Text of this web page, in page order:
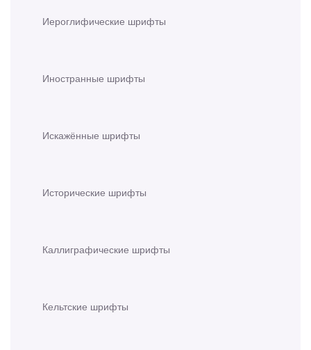
Иероглифические шрифты
Иностранные шрифты
Искажённые шрифты
Исторические шрифты
Каллиграфические шрифты
Кельтские шрифты